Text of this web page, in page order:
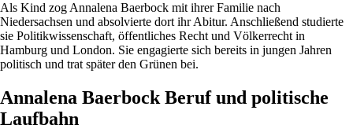
Als Kind zog Annalena Baerbock mit ihrer Familie nach
Niedersachsen und absolvierte dort ihr Abitur. Anschließend studierte
sie Politikwissenschaft, öffentliches Recht und Völkerrecht in
Hamburg und London. Sie engagierte sich bereits in jungen Jahren
politisch und trat später den Grünen bei.
Annalena Baerbock Beruf und politische
Laufbahn